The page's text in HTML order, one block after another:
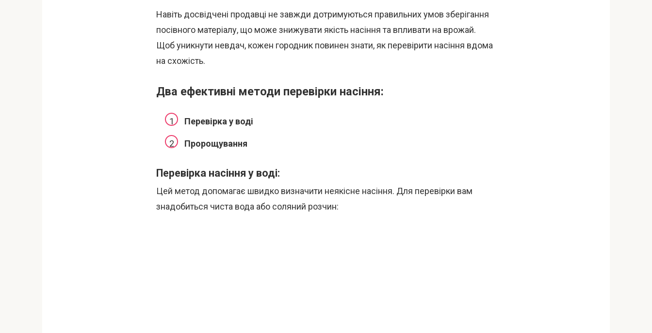
Навіть досвідчені продавці не завжди дотримуються правильних умов зберігання
посівного матеріалу, що може знижувати якість насіння та впливати на врожай.
Щоб уникнути невдач, кожен городник повинен знати, як перевірити насіння вдома
на схожість.
Два ефективні методи перевірки насіння:
Перевірка у воді
Пророщування
Перевірка насіння у воді:
Цей метод допомагає швидко визначити неякісне насіння. Для перевірки вам
знадобиться чиста вода або соляний розчин: